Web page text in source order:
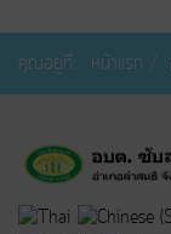
คุณอยู่ที่: หน้าแรก